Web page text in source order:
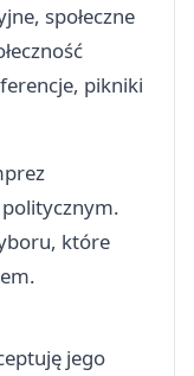
społeczne
pikniki
które
jego